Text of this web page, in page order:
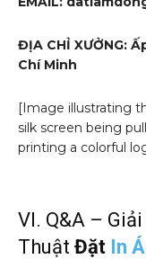
ĐỊA CHỈ XƯỞNG:
Chí Minh
[Image illustrating
silk screen being
printing a colorful
VI. Q&A –
Thuật Đặt In